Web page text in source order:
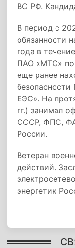
ВС РФ.
В период с
обязанности
года в
ПАО «МТС» по
еще ранее
ЕЭС». На
гг.) занимал
СССР, ФПС,
России.
Ветеран
действий.
энергетик